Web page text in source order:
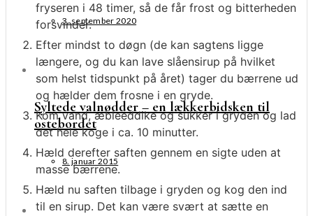
3. september 2020
Syltede valnødder – en lækkerbidsken til
ostebordet
8. januar 2015
fryseren i 48 timer, så de får frost og bitterheden
forsvinder.
Efter mindst to døgn (de kan sagtens ligge
længere, og du kan lave slåensirup på hvilket
som helst tidspunkt på året) tager du bærrene ud
og hælder dem frosne i en gryde.
Kom vand, æbleeddike og sukker i gryden og lad
det hele koge i ca. 10 minutter.
Hæld derefter saften gennem en sigte uden at
masse bærrene.
Hæld nu saften tilbage i gryden og kog den ind
til en sirup. Det kan være svært at sætte en